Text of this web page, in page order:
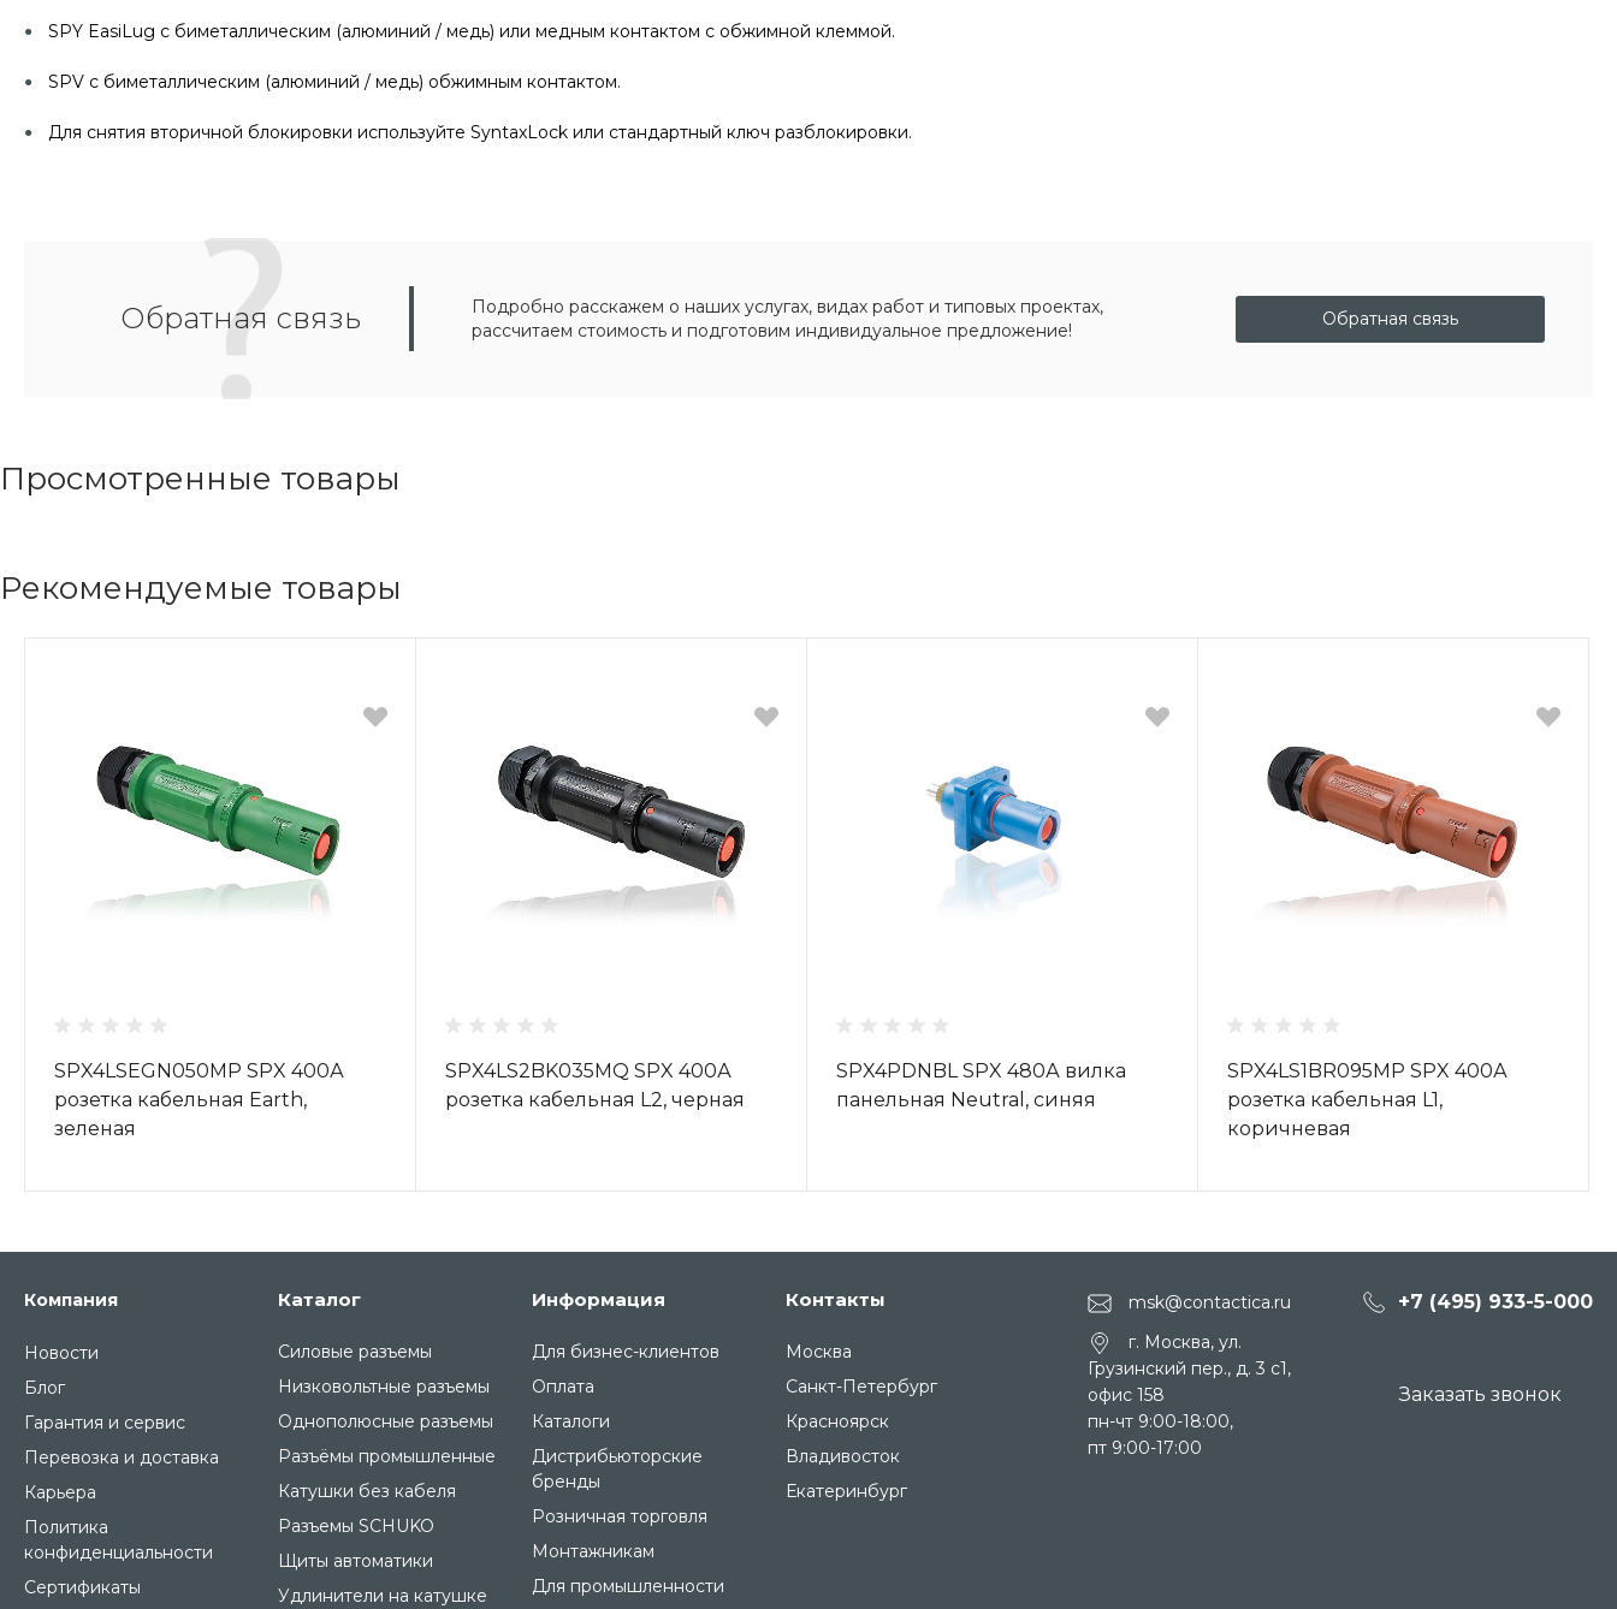
SPY EasiLug с биметаллическим (алюминий / медь) или медным контактом с обжимной клеммой.
SPV с биметаллическим (алюминий / медь) обжимным контактом.
Для снятия вторичной блокировки используйте SyntaxLock или стандартный ключ разблокировки.
Обратная связь
Подробно расскажем о наших услугах, видах работ и типовых проектах,
рассчитаем стоимость и подготовим индивидуальное предложение!
Обратная связь
Просмотренные товары
Рекомендуемые товары
SPX4LSEGN050MP SPX 400А
розетка кабельная Earth,
зеленая
SPX4LS2BK035MQ SPX 400А
розетка кабельная L2, черная
SPX4PDNBL SPX 480А вилка
панельная Neutral, синяя
SPX4LS1BR095MP SPX 400А
розетка кабельная L1,
коричневая
Компания
Новости
Блог
Гарантия и сервис
Перевозка и доставка
Карьера
Политика
конфиденциальности
Сертификаты
Каталог
Силовые разъемы
Низковольтные разъемы
Однополюсные разъемы
Разъёмы промышленные
Катушки без кабеля
Разъемы SCHUKO
Щиты автоматики
Удлинители на катушке
Информация
Для бизнес-клиентов
Оплата
Каталоги
Дистрибьюторские
бренды
Розничная торговля
Монтажникам
Для промышленности
Контакты
Москва
Санкт-Петербург
Красноярск
Владивосток
Екатеринбург
msk@contactica.ru +7 (495) 933-5-000
г. Москва, ул.
Грузинский пер., д. 3 c1,
офис 158
пн-чт 9:00-18:00,
пт 9:00-17:00
Заказать звонок